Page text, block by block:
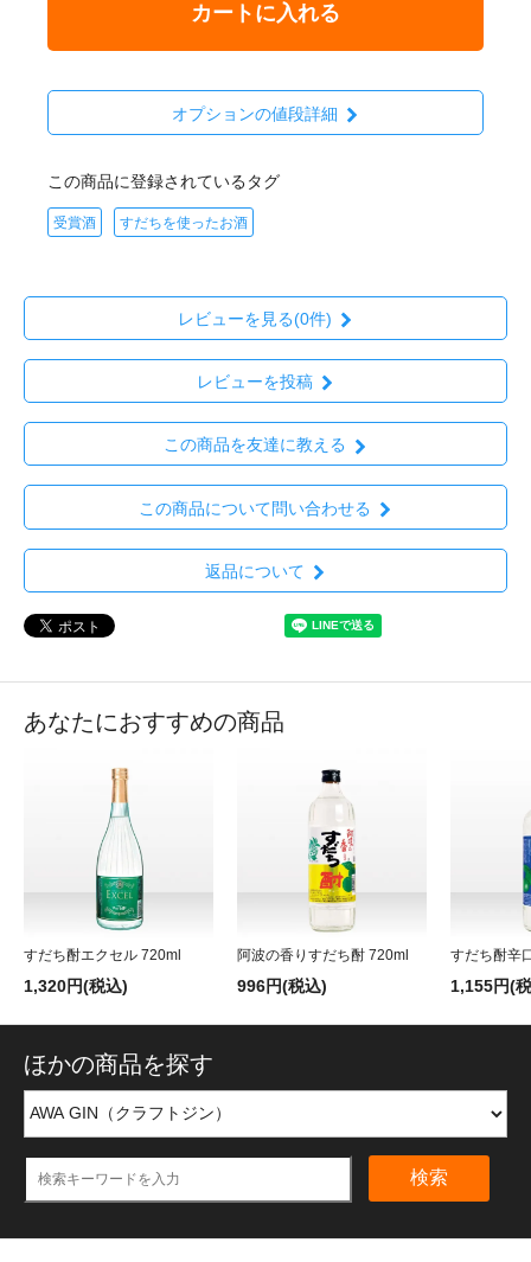
カートに入れる
オプションの値段詳細
この商品に登録されているタグ
受賞酒 すだちを使ったお酒
レビューを見る(0件)
レビューを投稿
この商品を友達に教える
この商品について問い合わせる
返品について
あなたにおすすめの商品
すだち酎エクセル 720ml
1,320円(税込)
阿波の香りすだち酎 720ml
996円(税込)
すだち酎辛
1,155円(
ほかの商品を探す
検索